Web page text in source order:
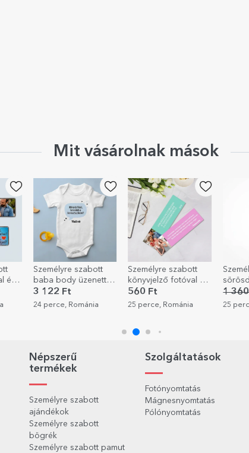
Mit vásárolnak mások
Személyre szabott
könyvjelző fotóval és
üzenettel
560 Ft
25 perce, Románia
-30%
Személyre szabott
sörösdoboz
szöveggel - Bejövő
hívás
1 360 Ft
25 perce, Románia
7
35
Népszerű
termékek
Személyre szabott
ajándékok
Személyre szabott
bögrék
Személyre szabott pamut
Szolgáltatások
Fotónyomtatás
Mágnesnyomtatás
Pólónyomtatás